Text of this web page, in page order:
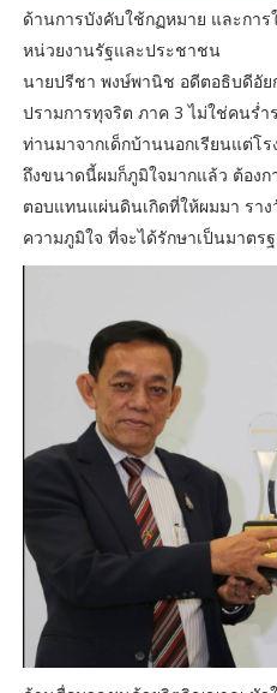
ด้านการบังคับใช้กฏหมาย และกา
หน่วยงานรัฐและประชาชน
นายปรีชา พงษ์พานิช อดีตอธิบดีอั
ปรามการทุจริต ภาค 3 ไม่ใช่คนร่ำ
ท่านมาจากเด็กบ้านนอกเรียนแต่โ
ถึงขนาดนี้ผมก็ภูมิใจมากแล้ว ต้อง
ตอบแทนแผ่นดินเกิดที่ให้ผมมา ราง
ความภูมิใจ ที่จะได้รักษาเป็นมาตร